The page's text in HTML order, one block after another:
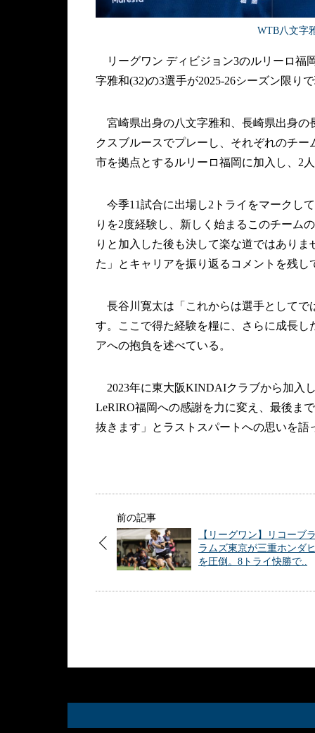
WTB八文字
リーグワン ディビジョン3のルリーロ福
字雅和(32)の3選手が2025-26シーズン限り
宮崎県出身の八文字雅和、長崎県出身の
クスブルースでプレーし、それぞれのチ
市を拠点とするルリーロ福岡に加入し、2
今季11試合に出場し2トライをマークし
りを2度経験し、新しく始まるこのチーム
りと加入した後も決して楽な道ではあり
た」とキャリアを振り返るコメントを残し
長谷川寛太は「これからは選手としてで
す。ここで得た経験を糧に、さらに成長
アへの抱負を述べている。
2023年に東大阪KINDAIクラブから加入
LeRIRO福岡への感謝を力に変え、最後ま
抜きます」とラストスパートへの思いを語
前の記事
【リーグワン】リコーブ
ラムズ東京が三重ホンダ
を圧倒。8トライ快勝で..